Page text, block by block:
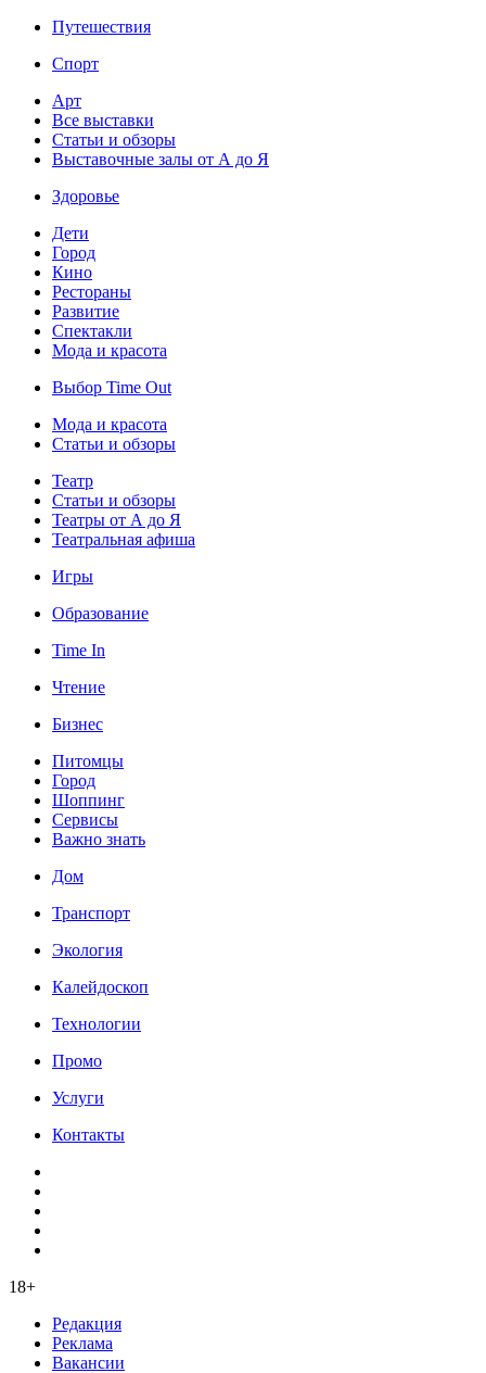
Путешествия
Спорт
Арт
Все выставки
Статьи и обзоры
Выставочные залы от А до Я
Здоровье
Дети
Город
Кино
Рестораны
Развитие
Спектакли
Мода и красота
Выбор Time Out
Мода и красота
Статьи и обзоры
Театр
Статьи и обзоры
Театры от А до Я
Театральная афиша
Игры
Образование
Time In
Чтение
Бизнес
Питомцы
Город
Шоппинг
Сервисы
Важно знать
Дом
Транспорт
Экология
Калейдоскоп
Технологии
Промо
Услуги
Контакты
18+
Редакция
Реклама
Вакансии